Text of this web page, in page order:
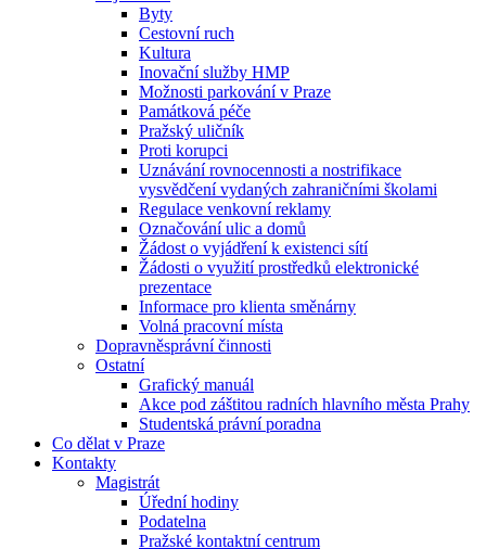
Byty
Cestovní ruch
Kultura
Inovační služby HMP
Možnosti parkování v Praze
Památková péče
Pražský uličník
Proti korupci
Uznávání rovnocennosti a nostrifikace
vysvědčení vydaných zahraničními školami
Regulace venkovní reklamy
Označování ulic a domů
Žádost o vyjádření k existenci sítí
Žádosti o využití prostředků elektronické
prezentace
Informace pro klienta směnárny
Volná pracovní místa
Dopravněsprávní činnosti
Ostatní
Grafický manuál
Akce pod záštitou radních hlavního města Prahy
Studentská právní poradna
Co dělat v Praze
Kontakty
Magistrát
Úřední hodiny
Podatelna
Pražské kontaktní centrum